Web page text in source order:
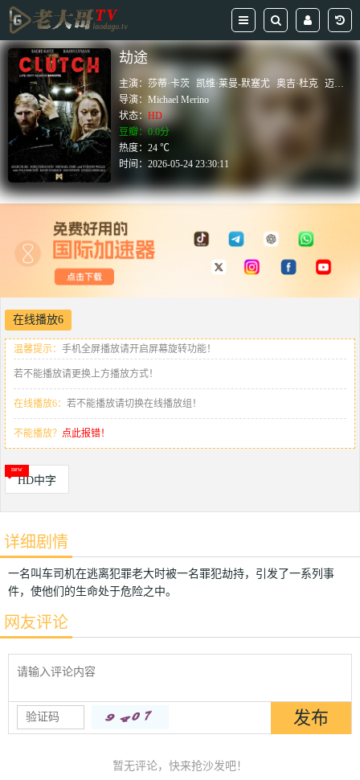
劫途
主演：莎蒂·卡茨 凯维·莱曼-默塞尤 奥吉·杜克 迈克·弗格森
导演：Michael Merino
状态：HD
豆瓣：0.0分
热度：24 ℃
时间：2026-05-24 23:30:11
在线播放6
温馨提示： 手机全屏播放请开启屏幕旋转功能！
若不能播放请更换上方播放方式！
在线播放6： 若不能播放请切换在线播放组！
不能播放？ 点此报错！
HD中字
详细剧情
一名叫车司机在逃离犯罪老大时被一名罪犯劫持，引发了一系列事
件，使他们的生命处于危险之中。
网友评论
暂无评论，快来抢沙发吧！